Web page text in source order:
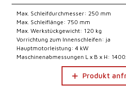
Max. Schleifdurchmesser: 250 mm
Max. Schleiflänge: 750 mm
Max. Werkstückgewicht: 120 kg
Vorrichtung zum Innenschleifen: ja
Hauptmotorleistung: 4 kW
Maschinenabmessungen L x B x H:
Produkt